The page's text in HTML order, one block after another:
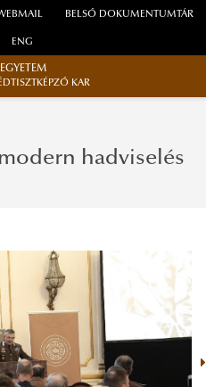
BELSŐ DOKUMENTUMTÁR
ENG
KAR
hadviselés